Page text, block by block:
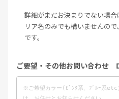
詳細がまだお決まりでない場
リア名のみでも構いませんの
です。
ご要望・その他お問い合わせ